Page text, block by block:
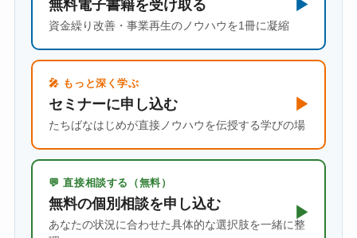
無料電子書籍を受け取る
資金繰り改善・事業再生のノウハウを1冊に凝縮
▶
🎤 もっと深く学ぶ
セミナーに申し込む
たちばなはじめが直接ノウハウを伝授する学びの場
▶
💬 直接相談する（無料）
無料の個別相談を申し込む
あなたの状況に合わせた具体的な選択肢を一緒に整
▶